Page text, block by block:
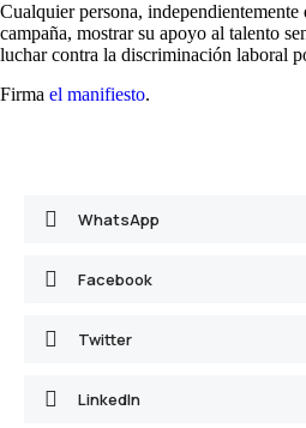
Cualquier persona, independientemente
campaña, mostrar su apoyo al talento
luchar contra la discriminación laboral
Firma el manifiesto.
WhatsApp
Facebook
Twitter
LinkedIn